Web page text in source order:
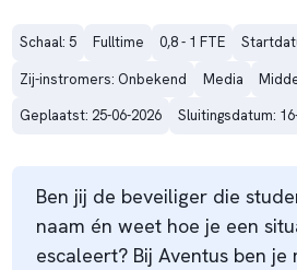
Schaal: 5 Fulltime 0,8 - 1 FTE
Zij-instromers: Onbekend
Media
Geplaatst: 25-06-2026
Sluitingsdatum:
Ben jij de beveiliger die
naam én weet hoe je een
escaleert? Bij Aventus ben je